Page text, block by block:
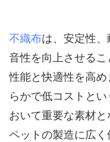
不織布は、安定性
音性を向上させる
性能と快適性を高
らかで低コストと
おいて重要な素材
ペットの製造に広